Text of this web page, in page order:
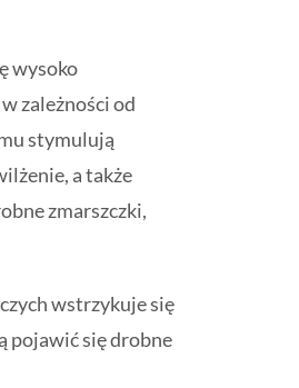
wysoko
zależności od
stymulują
a także
zmarszczki,
wstrzykuje się
pojawić się drobne